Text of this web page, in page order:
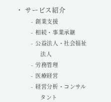
サービス紹介
創業支援
相続・事業承継
公益法人・社会福祉
法人
労務管理
医療経営
経営分析・コンサル
タント